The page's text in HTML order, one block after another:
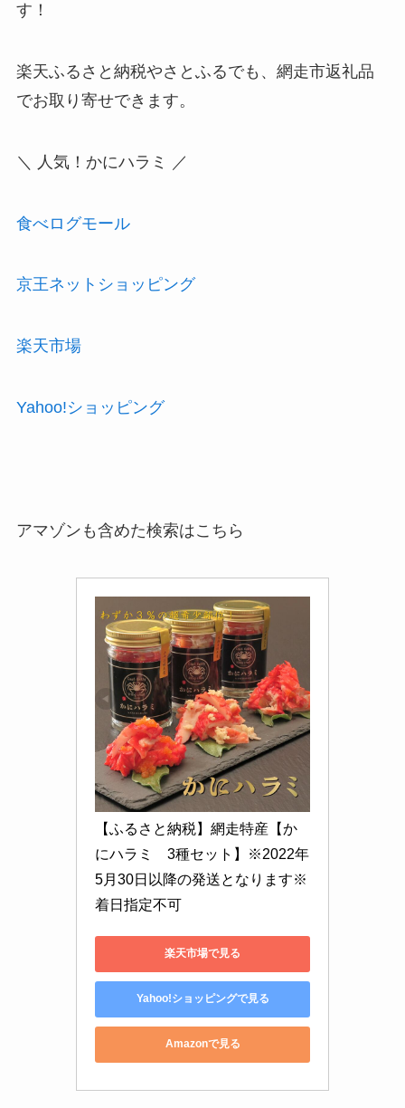
す！
楽天ふるさと納税やさとふるでも、網走市返礼品
でお取り寄せできます。
＼ 人気！かにハラミ ／
食べログモール
京王ネットショッピング
楽天市場
Yahoo!ショッピング
アマゾンも含めた検索はこちら
【ふるさと納税】網走特産【か
にハラミ　3種セット】※2022年
5月30日以降の発送となります※
着日指定不可
楽天市場で見る
Yahoo!ショッピングで見る
Amazonで見る